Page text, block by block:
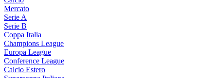
Mercato
Serie A
Serie B
Coppa Italia
Champions League
Europa League
Conference League
Calcio Estero